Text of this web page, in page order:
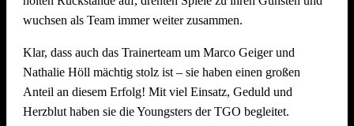
Wie schon in den Vorjahren zeigte die Offenauer
Möglichkeit die Felder zu bewässern, die Dusche direkt am
Feld und genügend schattige Plätze sorgten dafür, dass alle
trotz der Hitze gut durch den langen Tag kamen. Die
Bewirtung am Grillstand fand wieder großen Anklang und
wuchsen als Team immer weiter zusammen.
Klar, dass auch das Trainerteam um Marco Geiger und
Nathalie Höll mächtig stolz ist – sie haben einen großen
Anteil an diesem Erfolg! Mit viel Einsatz, Geduld und
Herzblut haben sie die Youngsters der TGO begleitet.